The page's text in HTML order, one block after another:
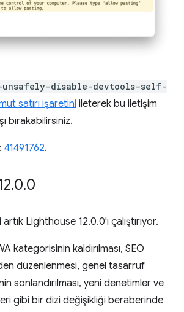
disable-devtools-self-
satırı işaretini ileterek bu iletişim
bırakabilirsiniz.
41491762.
.0.0
Lighthouse 12.0.0'ı çalıştırıyor.
kategorisinin kaldırılması, SEO
düzenlenmesi, genel tasarruf
sonlandırılması, yeni denetimler ve
gibi bir dizi değişikliği beraberinde